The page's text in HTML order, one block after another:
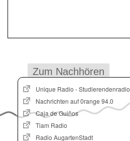
Zum Nachhören
Unique Radio - Studierendenradio
Nachrichten auf 0range 94.0
Caja de Guiños
Tiam Radio
Radio AugartenStadt